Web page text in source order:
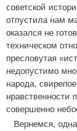
советской
отпустила нам
оказался не
техническом
пресловутая
недопустимо
народа,
нравственности
совершенно
Вернемся,